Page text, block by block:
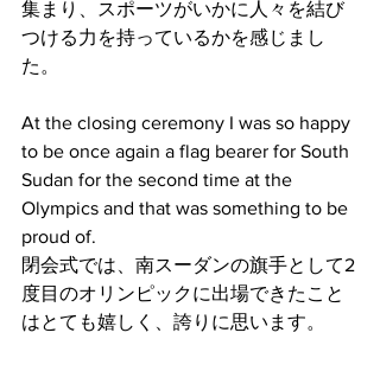
集まり、スポーツがいかに人々を結び
つける力を持っているかを感じまし
た。
At the closing ceremony I was so happy
to be once again a flag bearer for South
Sudan for the second time at the
Olympics and that was something to be
proud of.
閉会式では、南スーダンの旗手として2
度目のオリンピックに出場できたこと
はとても嬉しく、誇りに思います。